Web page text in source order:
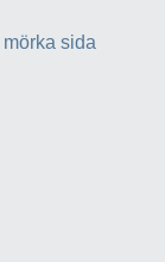
sida